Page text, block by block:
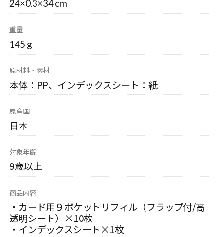
24×0.3×34 cm
重量
145 g
原材料・素材
本体：PP、インデックスシート：紙
原産国
日本
対象年齢
9歳以上
商品内容
・カード用９ポケットリフィル（フラップ付/高
透明シート）×10枚
・インデックスシート×1枚